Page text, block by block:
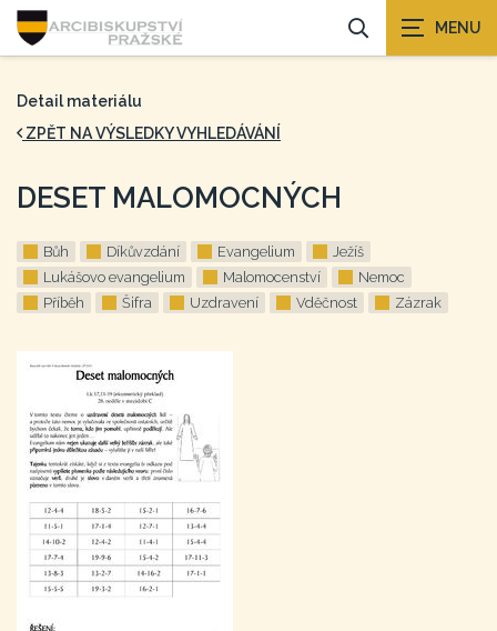
Detail materiálu
ZPĚT NA VÝSLEDKY VYHLEDÁVÁNÍ
DESET MALOMOCNÝCH
Bůh Díkůvzdání Evangelium
Ježíš
Lukášovo evangelium
Malomocenství
Nemoc
Příběh
Šifra Uzdravení Vděčnost Zázrak